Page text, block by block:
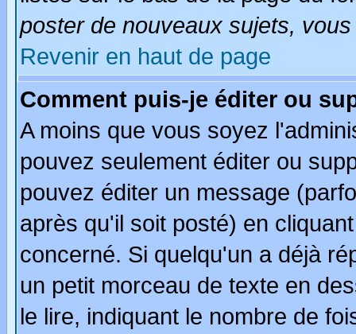
poster de nouveaux sujets,
Revenir en haut de page
Comment puis-je éditer ou
A moins que vous soyez
pouvez seulement éditer ou
pouvez éditer un message
après qu'il soit posté) en
concerné. Si quelqu'un a déjà
un petit morceau de texte en
le lire, indiquant le nombre de